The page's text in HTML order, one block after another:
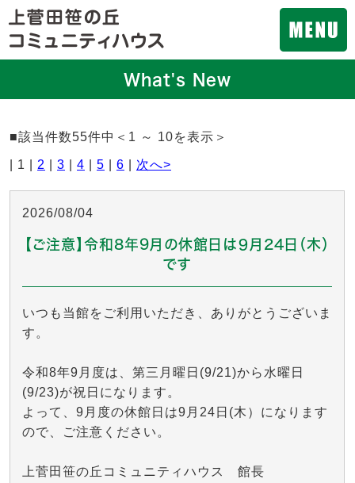
What's New
■該当件数55件中＜1 ～ 10を表示＞
| 1 | 2 3 4 5 6 次へ>
2026/08/04
【ご注意】令和8年9月の休館日は９月24日（木）
です
いつも当館をご利用いただき、ありがとうございま
す。
令和8年9月度は、第三月曜日(9/21)から水曜日
(9/23)が祝日になります。
よって、9月度の休館日は9月24日(木）になります
ので、ご注意ください。
上菅田笹の丘コミュニティハウス 館長